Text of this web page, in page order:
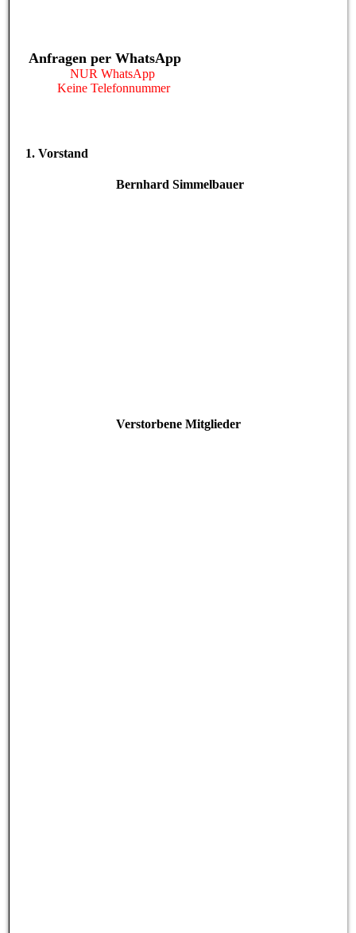
Anfragen per WhatsApp
NUR WhatsApp
Keine Telefonnummer
1. Vorstand
Bernhard Simmelbauer
Verstorbene Mitglieder